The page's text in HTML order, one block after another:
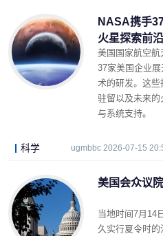
NASA携手
火星探索前
美国国家航空
37家美国企业
术的研发。这些
驻留以及未来
与系统支持。
科学 ugmbbc 2026-07-15
美国会众议
当地时间7月14
久实行夏令时的